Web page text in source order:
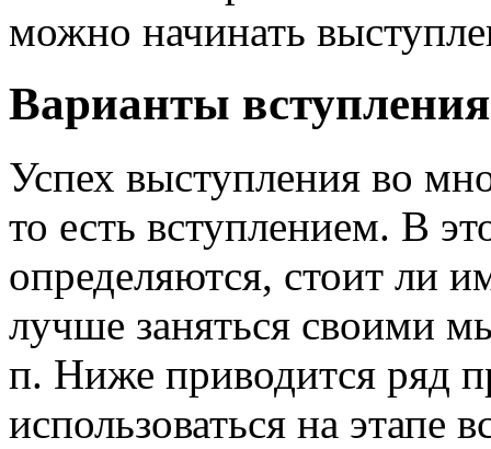
можно начинать
Варианты вступления
Успех выступления во
то есть вступлением. В
определяются, стоит ли
лучше заняться своими
п. Ниже приводится ряд
использоваться на этапе